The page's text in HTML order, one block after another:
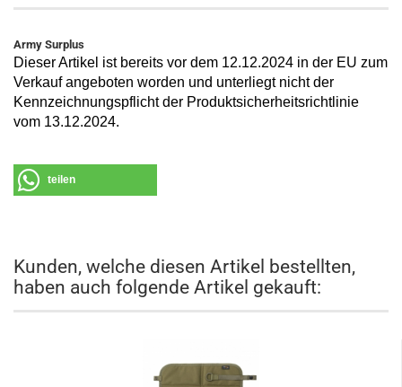
Army Surplus
Dieser Artikel ist bereits vor dem 12.12.2024 in der EU zum
Verkauf angeboten worden und unterliegt nicht der
Kennzeichnungspflicht der Produktsicherheitsrichtlinie
vom 13.12.2024.
teilen
Kunden, welche diesen Artikel bestellten,
haben auch folgende Artikel gekauft: